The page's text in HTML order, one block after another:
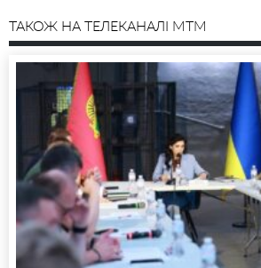
ТАКОЖ НА ТЕЛЕКАНАЛІ MTM